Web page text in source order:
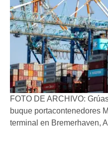
FOTO DE ARCHIVO:
buque portacontenedores
terminal en Bremerhaven,